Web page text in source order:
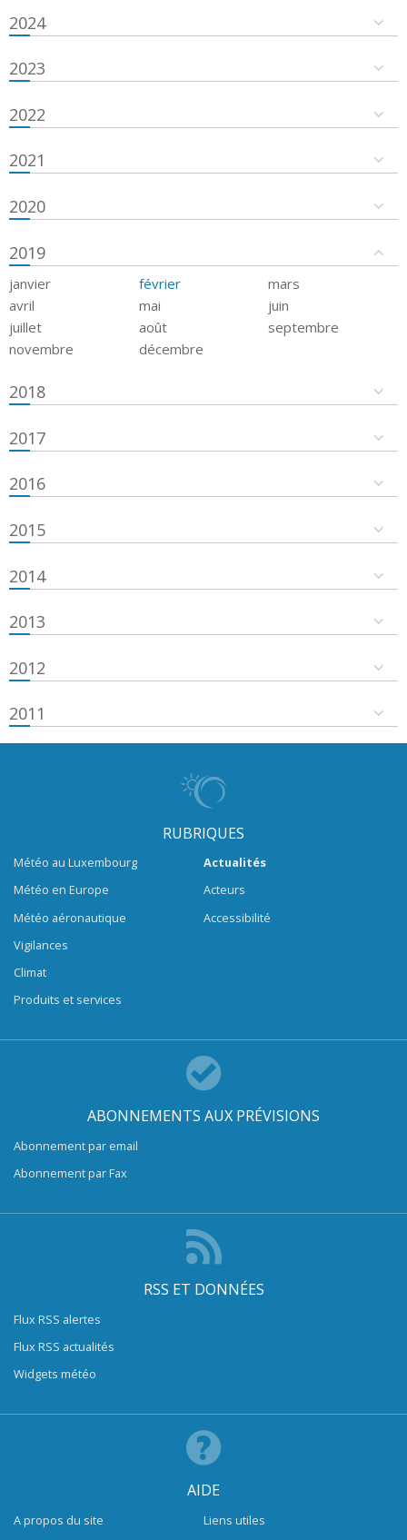
2024
2023
2022
2021
2020
2019
janvier février
mars
avril
mai
juin
juillet
août
septembre
novembre
décembre
2018
2017
2016
2015
2014
2013
2012
2011
RUBRIQUES
Météo au Luxembourg
Météo en Europe
Météo aéronautique
Vigilances
Climat
Produits et services
Actualités
Acteurs
Accessibilité
ABONNEMENTS AUX PRÉVISIONS
Abonnement par email
Abonnement par Fax
RSS ET DONNÉES
Flux RSS alertes
Flux RSS actualités
Widgets météo
AIDE
A propos du site
Liens utiles